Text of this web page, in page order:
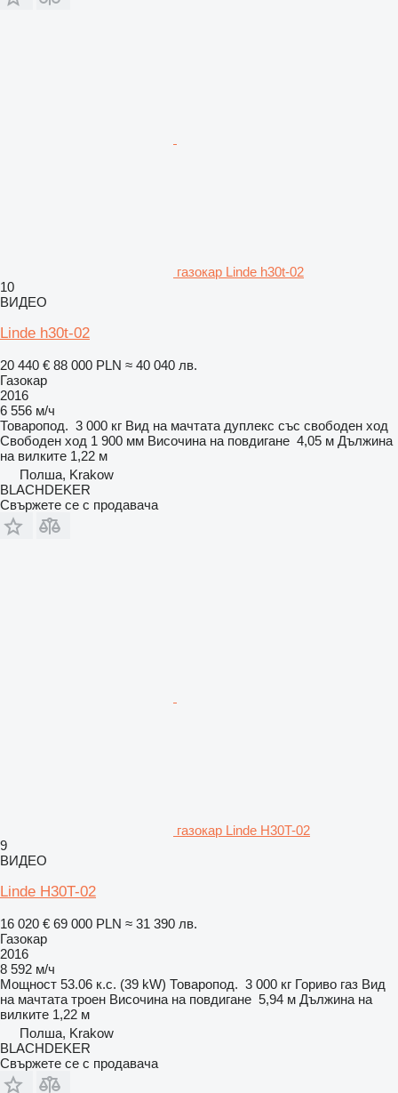
газокар Linde h30t-02
10
ВИДЕО
Linde h30t-02
20 440 € 88 000 PLN ≈ 40 040 лв.
Газокар
2016
6 556 м/ч
Товаропод. 3 000 кг Вид на мачтата дуплекс със свободен ход
Свободен ход 1 900 мм Височина на повдигане 4,05 м Дължина
на вилките 1,22 м
Полша, Krakow
BLACHDEKER
Свържете се с продавача
газокар Linde H30T-02
9
ВИДЕО
Linde H30T-02
16 020 € 69 000 PLN ≈ 31 390 лв.
Газокар
2016
8 592 м/ч
Мощност 53.06 к.с. (39 kW) Товаропод. 3 000 кг Гориво газ Вид
на мачтата троен Височина на повдигане 5,94 м Дължина на
вилките 1,22 м
Полша, Krakow
BLACHDEKER
Свържете се с продавача